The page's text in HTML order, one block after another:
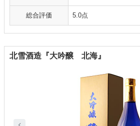
総合評価 5.0点
北雪酒造『大吟醸 北海』